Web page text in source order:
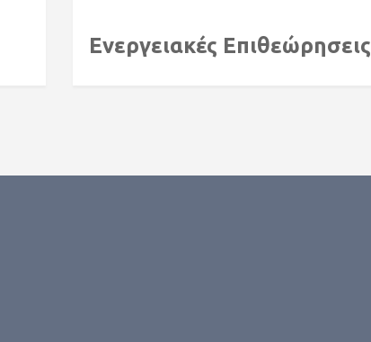
Ενεργειακές Eπιθεώρησεις